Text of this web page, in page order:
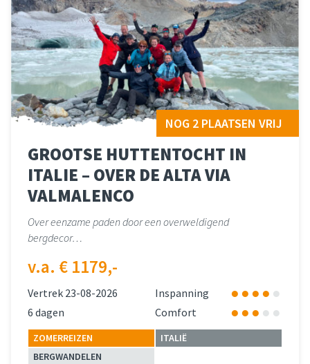
GROOTSE HUTTENTOCHT IN
ITALIE – OVER DE ALTA VIA
VALMALENCO
NOG 2 PLAATSEN VRIJ
Over eenzame paden door een overweldigend
bergdecor…
v.a. € 1179,-
Vertrek 23-08-2026
Inspanning
6 dagen
Comfort
ZOMERREIZEN
ITALIË
BERGWANDELEN